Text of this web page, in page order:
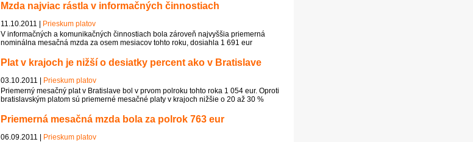
Mzda najviac rástla v informačných činnostiach
11.10.2011 |
Prieskum platov
V informačných a komunikačných činnostiach bola zároveň najvyššia priemerná
nominálna mesačná mzda za osem mesiacov tohto roku, dosiahla 1 691 eur
Plat v krajoch je nižší o desiatky percent ako v Bratislave
03.10.2011 |
Prieskum platov
Priemerný mesačný plat v Bratislave bol v prvom polroku tohto roka 1 054 eur. Oproti
bratislavským platom sú priemerné mesačné platy v krajoch nižšie o 20 až 30 %
Priemerná mesačná mzda bola za polrok 763 eur
06.09.2011 |
Prieskum platov